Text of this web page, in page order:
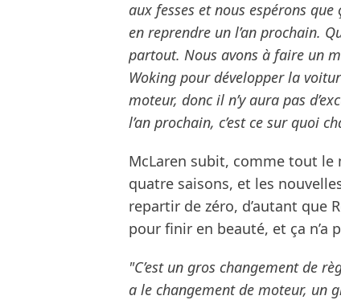
aux fesses et nous espérons
en reprendre un l’an prochain.
partout. Nous avons à faire un
Woking pour développer la
moteur, donc il n’y aura pas
l’an prochain, c’est ce sur quoi
McLaren subit, comme tout
quatre saisons, et les
repartir de zéro, d’autant que
pour finir en beauté, et ça n’a
"C’est un gros changement de
a le changement de moteur, un